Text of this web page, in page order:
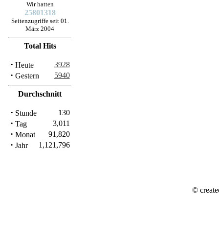
Wir hatten
25801318
Seitenzugriffe seit 01.
März 2004
Total Hits
· Heute 3928
· Gestern 5940
Durchschnitt
· Stunde 130
· Tag 3,011
· Monat 91,820
· Jahr 1,121,796
©